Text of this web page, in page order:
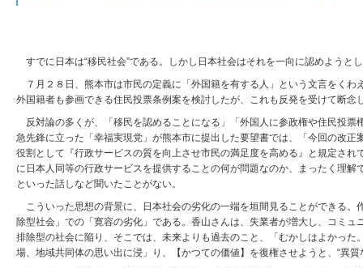
すでに日本は“移民社会”である。しかし日本社会はそれを一向に認めようと
７月２８日、熊本市は市民の定義に「外国籍を有する人」という文言をく
外国籍者も参画できる住民投票条例案を検討したが、これも反発を受けて断念
反対論の多くが、「移民を認めることになる」「外国人に参政権や住民投
急先鋒に立った「幸福実現党」が熊本市に提出した要望書では、「今回の改
役割として『行政サービスの質を向上させ市民の満足度を高める』と規定さ
に日本人同等の行政サービスを提供することの何が問題なのか、まったく理
といった話しなど聞いたことがない。
こういった思想の背景に、日本社会の劣化の一端を垣間見ることができる
除型社会」での「寛容の劣化」である。香山さんは、失業者が増大し、コミ
排除型の社会に陥り、そこでは、未来よりも過去のこと、「むかしはよかっ
場、地域共同体の思い出に浸」り、【かつての価値】を復権させようと、“異